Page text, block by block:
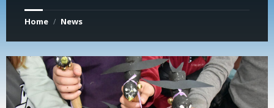
Home / News